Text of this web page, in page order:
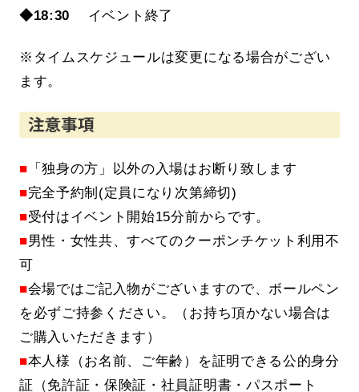
◆18:30 イベント終了
※タイムスケジュールは変更になる場合がござい
ます。
■ 「独身の方」以外の入場はお断り致します
■完全予約制(定員になり次第締切)
■受付はイベント開始15分前からです。
■男性・女性共、すべてのクーポンチケット利用不
可
■会場ではご記入物がございますので、ボールペン
を必ずご持参ください。（お持ち頂かない場合は
ご購入いただきます）
■本人様（お名前、ご年齢）を証明できる公的身分
証（免許証・保険証・社員証明書・パスポート